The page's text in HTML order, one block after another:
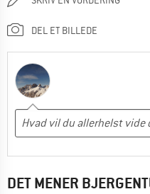
DEL ET BILLEDE
DET MENER